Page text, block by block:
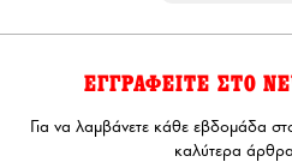
ΕΓΓΡΑΦΕΙΤΕ ΣΤΟ
Για να λαμβάνετε κάθε εβδομάδα
καλύτερα